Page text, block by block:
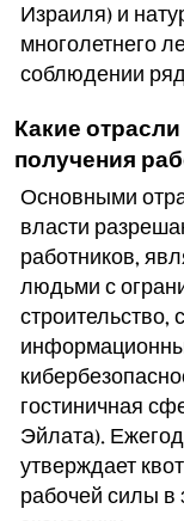
Израиля) и
многолетнего
соблюдении
Какие
получения
Основными
власти
работников,
людьми с
строительство,
гостиничная
Эйлата).
утверждает
рабочей силы в